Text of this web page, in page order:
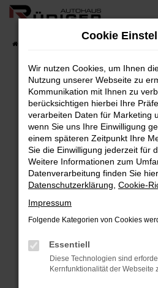
Zum
springen
Fehler: Network
Beim Laden ist ein Fehler
Hier sind ein paar Tipps, die
Überprüfe deine Firewall
Internetverbindung.
Laden andere Webseiten,
Suchmaschine?
Prüfe deine
können das Laden
verhindern. Funktioniert
anderen Browser oder in
Cookie
Wir nutzen Cookies, um Ihnen
Nutzung unserer Webseite zu
Kommunikation mit Ihnen zu
berücksichtigen hierbei Ihre
verarbeiten Daten für Marketing
wenn Sie uns Ihre Einwilligung
einem späteren Zeitpunkt Ihre
Sie die Einwilligung jederzeit für
Weitere Informationen zum
Datenverarbeitung finden Sie
Datenschutzerklärung Cookie-
Impressum
Folgende Kategorien von Cookies
Essentiell
Diese Technologien sind
Kernfunktionalität der Webseite